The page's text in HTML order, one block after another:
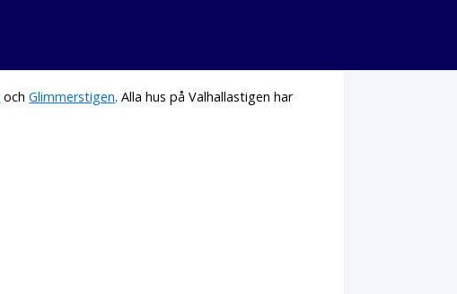
ochGlimmerstigen. Alla hus på Valhallastigen har